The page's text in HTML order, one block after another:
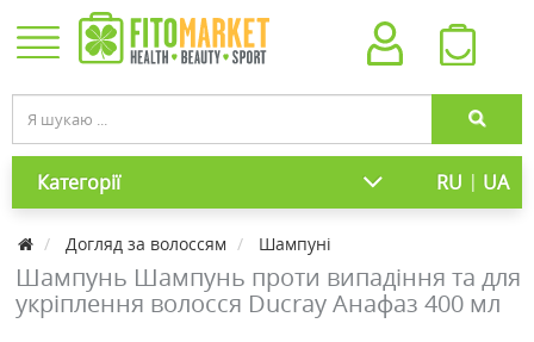
Категорії RU | UA
Догляд за волоссям Шампуні
Шампунь Шампунь проти випадіння та для
укріплення волосся Ducray Анафаз 400 мл